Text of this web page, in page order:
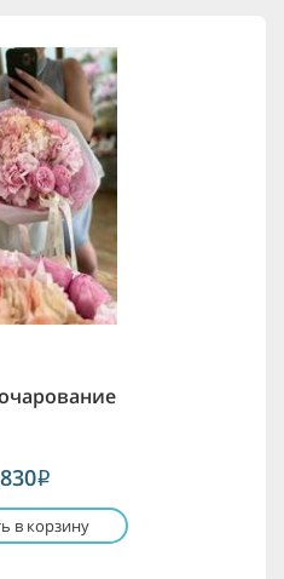
i
в корзину